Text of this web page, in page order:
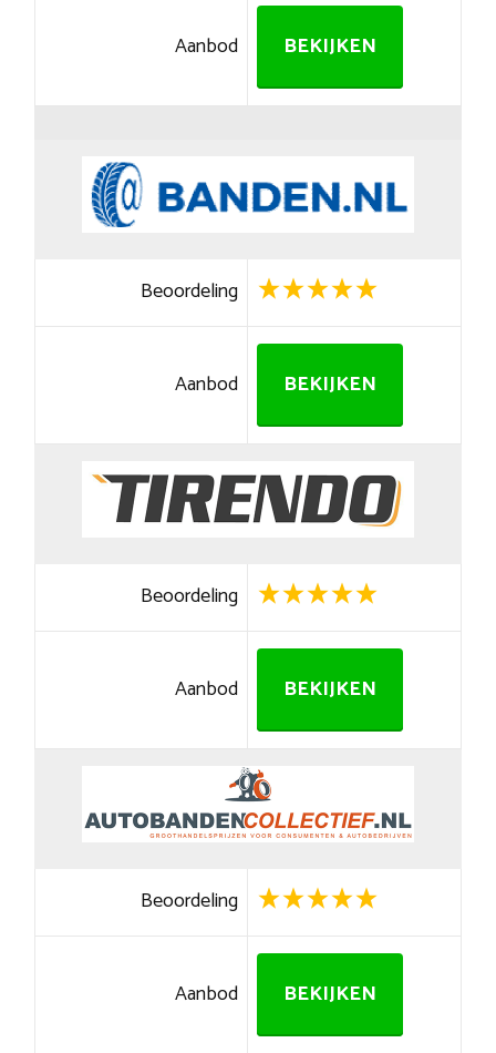
Aanbod BEKIJKEN
Beoordeling
Aanbod BEKIJKEN
Beoordeling
Aanbod BEKIJKEN
Beoordeling
Aanbod BEKIJKEN